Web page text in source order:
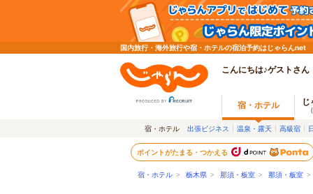
国内旅行・海外旅行や宿・ホテルの宿泊予約はじゃらんnet
こんにちは♪ゲストさん
宿・ホテル じ
宿・ホテル 出張ビジネス 温泉・露天 高級宿
ポイントがたまる・つかえる
宿・ホテル > 栃木県 > 那須・板室 > 那須・板室